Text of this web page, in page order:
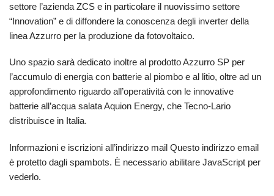
settore l’azienda ZCS e in particolare il nuovissimo settore
“Innovation” e di diffondere la conoscenza degli inverter della
linea Azzurro per la produzione da fotovoltaico.
Uno spazio sarà dedicato inoltre al prodotto Azzurro SP per
l’accumulo di energia con batterie al piombo e al litio, oltre ad un
approfondimento riguardo all’operatività con le innovative
batterie all’acqua salata Aquion Energy, che Tecno-Lario
distribuisce in Italia.
Informazioni e iscrizioni all’indirizzo mail Questo indirizzo email
è protetto dagli spambots. È necessario abilitare JavaScript per
vederlo.